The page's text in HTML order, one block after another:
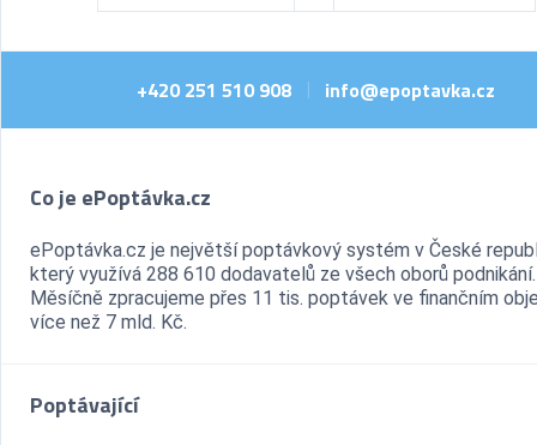
+420 251 510 908 info@epoptavka.cz
Co je ePoptávka.cz
ePoptávka.cz je největší poptávkový systém v České
který využívá 288 610 dodavatelů ze všech oborů podnikání.
Měsíčně zpracujeme přes 11 tis. poptávek ve finančním
více než 7 mld. Kč.
Poptávající